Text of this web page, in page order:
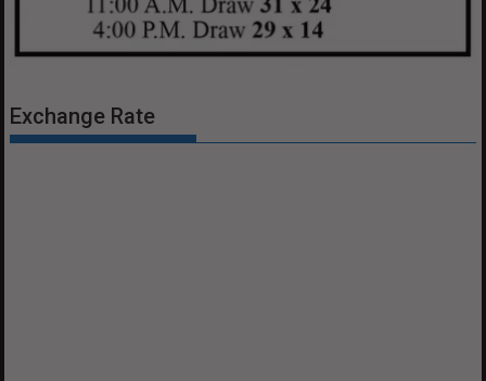
Exchange Rate